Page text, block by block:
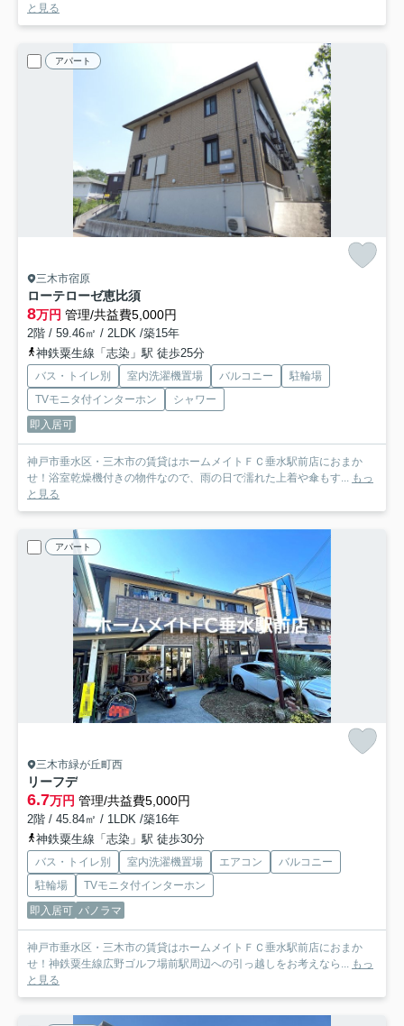
と見る
アパート
三木市宿原
ローテローゼ恵比須
8万円 管理/共益費5,000円
2階 / 59.46㎡ / 2LDK /築15年
神鉄粟生線「志染」駅 徒歩25分
バス・トイレ別 室内洗濯機置場 バルコニー
駐輪場
TVモニタ付インターホン
シャワー
即入居可
神戸市垂水区・三木市の賃貸はホームメイトＦＣ垂水駅前店におまか
せ！浴室乾燥機付きの物件なので、雨の日で濡れた上着や傘もす...
もっ
と見る
アパート
三木市緑が丘町西
リーフデ
6.7万円 管理/共益費5,000円
2階 / 45.84㎡ / 1LDK /築16年
神鉄粟生線「志染」駅 徒歩30分
バス・トイレ別 室内洗濯機置場 エアコン
バルコニー
駐輪場
TVモニタ付インターホン
即入居可 パノラマ
神戸市垂水区・三木市の賃貸はホームメイトＦＣ垂水駅前店におまか
せ！神鉄粟生線広野ゴルフ場前駅周辺への引っ越しをお考えなら...
もっ
と見る